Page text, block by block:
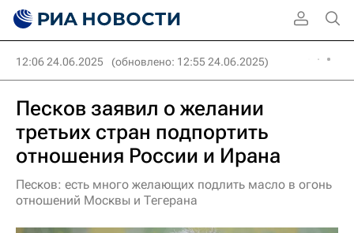
12:06 24.06.2025 (обновлено: 12:55 24.06.2025)
Песков заявил о желании
третьих стран подпортить
отношения России и Ирана
Песков: есть много желающих подлить масло в огонь
отношений Москвы и Тегерана